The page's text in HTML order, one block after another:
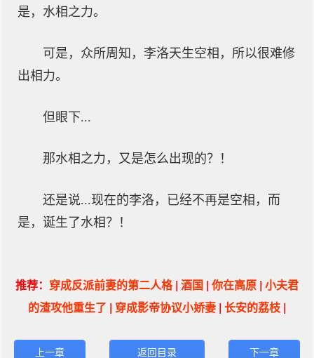
是，水相之力。
可是，众所周知，李洛天生空相，所以很难修
出相力。
但眼下...
那水相之力，又是怎么出现的？！
还是说...现在的李洛，已经不再是空相，而
是，诞生了水相？！
推荐： 穿成反派前妻的第二人格| 酒国 | 你在高原 | 小夫君
的渣攻他重生了 | 穿成影帝协议小娇妻 | 长安的荔枝 |
上一章 返回目录 下一章